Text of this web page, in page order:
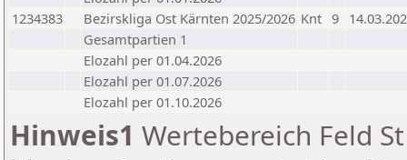
1234383
Bezirskliga Ost Kärnten 2025/2026 Knt 9
Gesamtpartien 1
Elozahl per 01.04.2026
Elozahl per 01.07.2026
Elozahl per 01.10.2026
Hinweis1 Wertebereich Feld